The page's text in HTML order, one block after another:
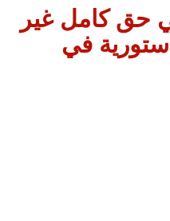
حق كامل غير
في